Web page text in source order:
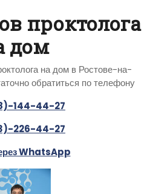
проктолога
дом
на дом в Ростове-на-
обратиться по телефону
144-44-27
226-44-27
WhatsApp